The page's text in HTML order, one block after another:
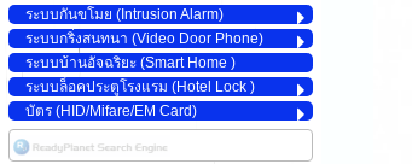
ระบบกันขโมย (Intrusion Alarm)
ระบบกริ่งสนทนา (Video Door Phone)
ระบบบ้านอัจฉริยะ (Smart Home )
ระบบล็อคประตูโรงแรม (Hotel Lock )
บัตร (HID/Mifare/EM Card)